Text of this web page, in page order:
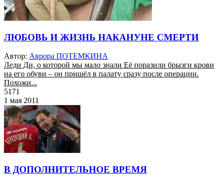
ЛЮБОВЬ И ЖИЗНЬ НАКАНУНЕ СМЕРТИ
Автор: Аврора ПОТЕМКИНА
Леди Ди, о которой мы мало знали Её поразили брызги крови
на его обуви – он пришёл в палату сразу после операции.
Похожи...
5171
1 мая 2011
В ДОПОЛНИТЕЛЬНОЕ ВРЕМЯ